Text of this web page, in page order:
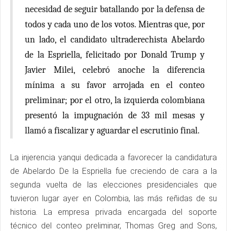
necesidad de seguir batallando por la defensa de
todos y cada uno de los votos. Mientras que, por
un lado, el candidato ultraderechista Abelardo
de la Espriella, felicitado por Donald Trump y
Javier Milei, celebró anoche la diferencia
mínima a su favor arrojada en el conteo
preliminar; por el otro, la izquierda colombiana
presentó la impugnación de 33 mil mesas y
llamó a fiscalizar y aguardar el escrutinio final.
La injerencia yanqui dedicada a favorecer la candidatura
de Abelardo De la Espriella fue creciendo de cara a la
segunda vuelta de las elecciones presidenciales que
tuvieron lugar ayer en Colombia, las más reñidas de su
historia. La empresa privada encargada del soporte
técnico del conteo preliminar, Thomas Greg and Sons,